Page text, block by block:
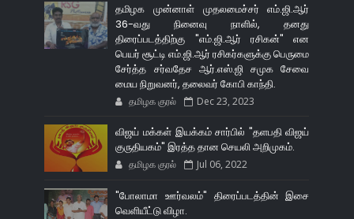
தமிழக முன்னாள் முதலமைச்சர் எம்.ஜி.ஆர்
36-வது நினைவு நாளில், தனது
திரைப்படத்திற்கு "எம்.ஜி.ஆர் ரசிகன்" என
பெயர் சூட்டி எம்.ஜி.ஆர் ரசிகர்களுக்கு பெருமை
சேர்த்த சர்வதேச ஆர்.எஸ்.ஜி சமுக சேவை
மைய நிறுவனர், தலைவர் கோபி காந்தி.
தமிழக குரல் Dec 23, 2023
விஜய் மக்கள் இயக்கம் சார்பில் "தளபதி விஜய்
குருதியகம்" இரத்த தான செயலி அறிமுகம்.
தமிழக குரல் Jul 06, 2022
"போலாமா ஊர்வலம்" திரைப்படத்தின் இசை
வெளியீட்டு விழா.